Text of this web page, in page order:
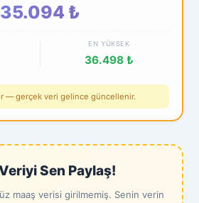
35.094 ₺
EN YÜKSEK
36.498 ₺
— gerçek veri gelince güncellenir.
Sen Paylaş!
maaş verisi girilmemiş. Senin verin